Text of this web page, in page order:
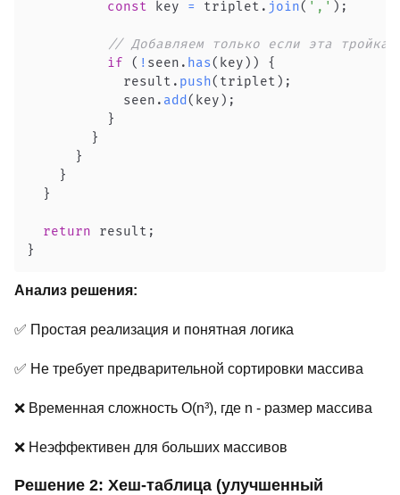
const key = triplet . join( ',' ) ;
// Добавляем только если эта тройка
if
( ! seen . has( key ) )
{
            result
. push( triplet ) ;
            seen
. add ( key ) ;
}
}
}
}
}
return result ;
}
Анализ решения:
✅ Простая реализация и понятная логика
✅ Не требует предварительной сортировки массива
❌ Временная сложность O(n³), где n - размер массива
❌ Неэффективен для больших массивов
Решение 2: Хеш-таблица (улучшенный